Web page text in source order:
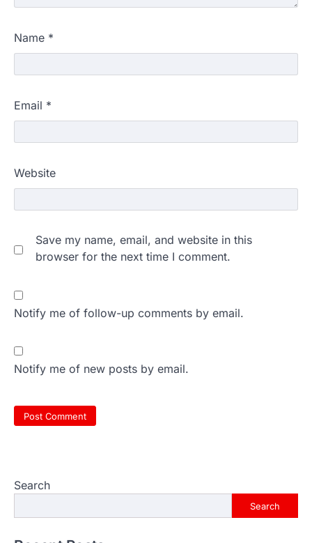
Name *
Email *
Website
Save my name, email, and website in this
browser for the next time I comment.
Notify me of follow-up comments by email.
Notify me of new posts by email.
Search
Search